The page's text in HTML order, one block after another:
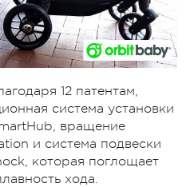
12 патентам,
система установки
вращение
и система подвески
которая поглощает
хода.